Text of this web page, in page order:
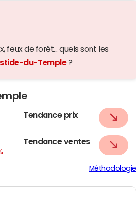
feux de forêt... quels sont les
du-Temple?
Tendance prix
Tendance ventes
Méthodologie